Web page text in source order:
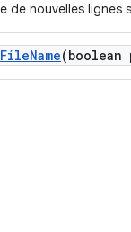
de nouvelles
FileName(boolean